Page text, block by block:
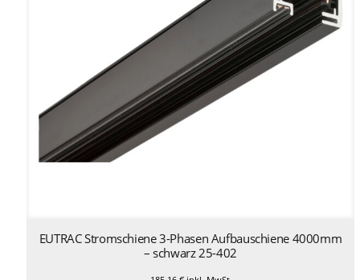
EUTRAC Stromschiene 3-Phasen Aufbauschiene 4000mm
– schwarz 25-402